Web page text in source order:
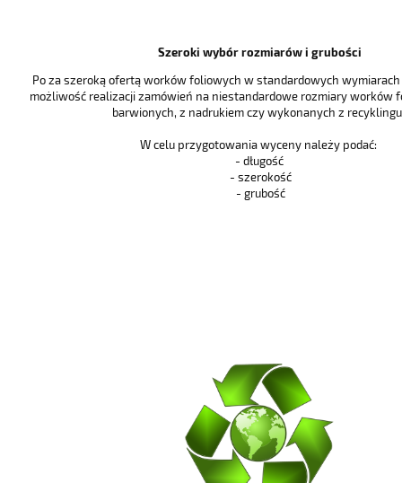
Szeroki wybór rozmiarów i grubości
Po za szeroką ofertą worków foliowych w standardowych
możliwość realizacji zamówień na niestandardowe rozmiary worków
barwionych, z nadrukiem czy wykonanych z
W celu przygotowania wyceny należy podać:
- długość
- szerokość
- grubość